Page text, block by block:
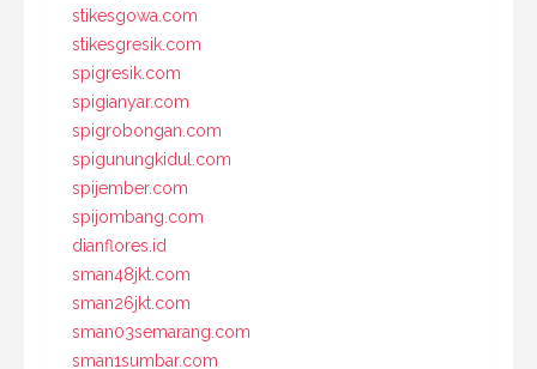
stikesgowa.com
stikesgresik.com
spigresik.com
spigianyar.com
spigrobongan.com
spigunungkidul.com
spijember.com
spijombang.com
dianflores.id
sman48jkt.com
sman26jkt.com
sman03semarang.com
sman1sumbar.com